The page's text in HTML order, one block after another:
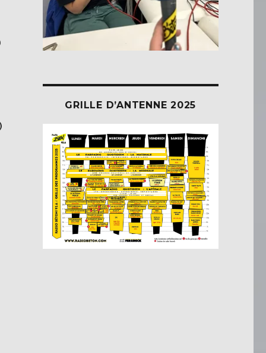
GRILLE D’ANTENNE 2025